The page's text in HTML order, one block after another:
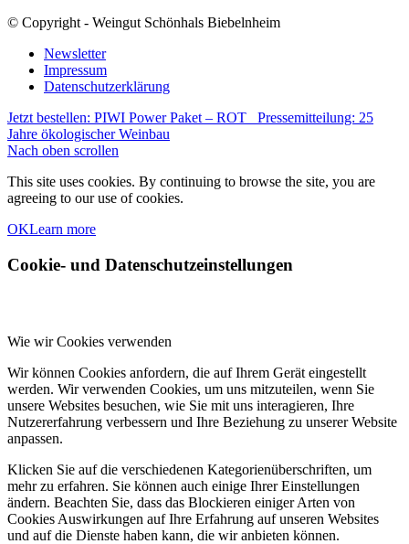
© Copyright - Weingut Schönhals Biebelnheim
Newsletter
Impressum
Datenschutzerklärung
Jetzt bestellen: PIWI Power Paket – ROT
Pressemitteilung: 25
Jahre ökologischer Weinbau
Nach oben scrollen
This site uses cookies. By continuing to browse the site, you are
agreeing to our use of cookies.
OKLearn more
Cookie- und Datenschutzeinstellungen
Wie wir Cookies verwenden
Wir können Cookies anfordern, die auf Ihrem Gerät eingestellt
werden. Wir verwenden Cookies, um uns mitzuteilen, wenn Sie
unsere Websites besuchen, wie Sie mit uns interagieren, Ihre
Nutzererfahrung verbessern und Ihre Beziehung zu unserer Website
anpassen.
Klicken Sie auf die verschiedenen Kategorienüberschriften, um
mehr zu erfahren. Sie können auch einige Ihrer Einstellungen
ändern. Beachten Sie, dass das Blockieren einiger Arten von
Cookies Auswirkungen auf Ihre Erfahrung auf unseren Websites
und auf die Dienste haben kann, die wir anbieten können.